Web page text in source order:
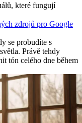
které fungují
zdrojů pro Google
se probudíte s
Právě tehdy
tón celého dne během